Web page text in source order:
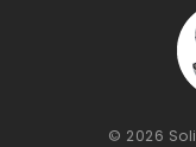
© 2026